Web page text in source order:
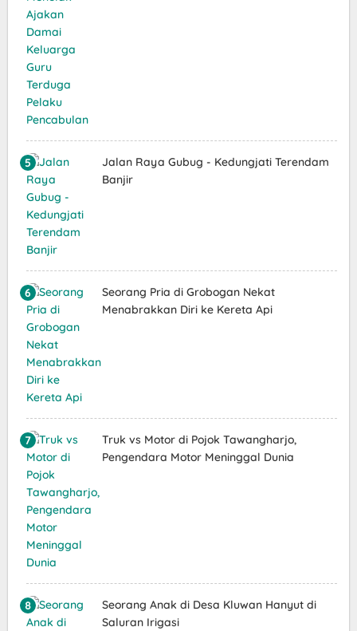
Jalan Raya Gubug - Kedungjati Terendam
Banjir
Seorang Pria di Grobogan Nekat
Menabrakkan Diri ke Kereta Api
Truk vs Motor di Pojok Tawangharjo,
Pengendara Motor Meninggal Dunia
Seorang Anak di Desa Kluwan Hanyut di
Saluran Irigasi